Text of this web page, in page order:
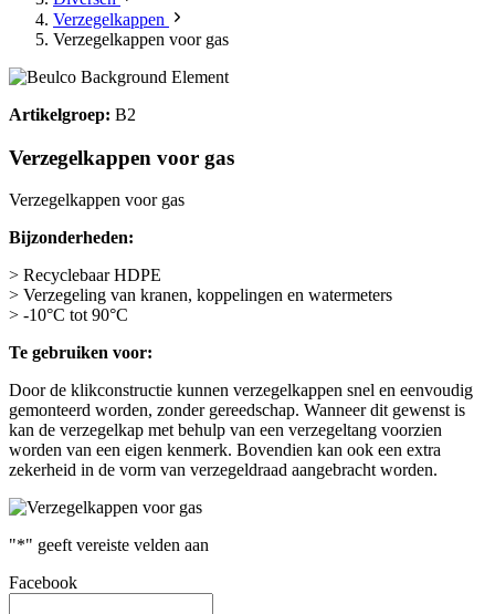
Verzegelkappen
Verzegelkappen voor gas
Artikelgroep: B2
Verzegelkappen voor gas
Verzegelkappen voor gas
Bijzonderheden:
> Recyclebaar HDPE
> Verzegeling van kranen, koppelingen en watermeters
> -10°C tot 90°C
Te gebruiken voor:
Door de klikconstructie kunnen verzegelkappen snel en eenvoudig
gemonteerd worden, zonder gereedschap. Wanneer dit gewenst is
kan de verzegelkap met behulp van een verzegeltang voorzien
worden van een eigen kenmerk. Bovendien kan ook een extra
zekerheid in de vorm van verzegeldraad aangebracht worden.
"*" geeft vereiste velden aan
Facebook